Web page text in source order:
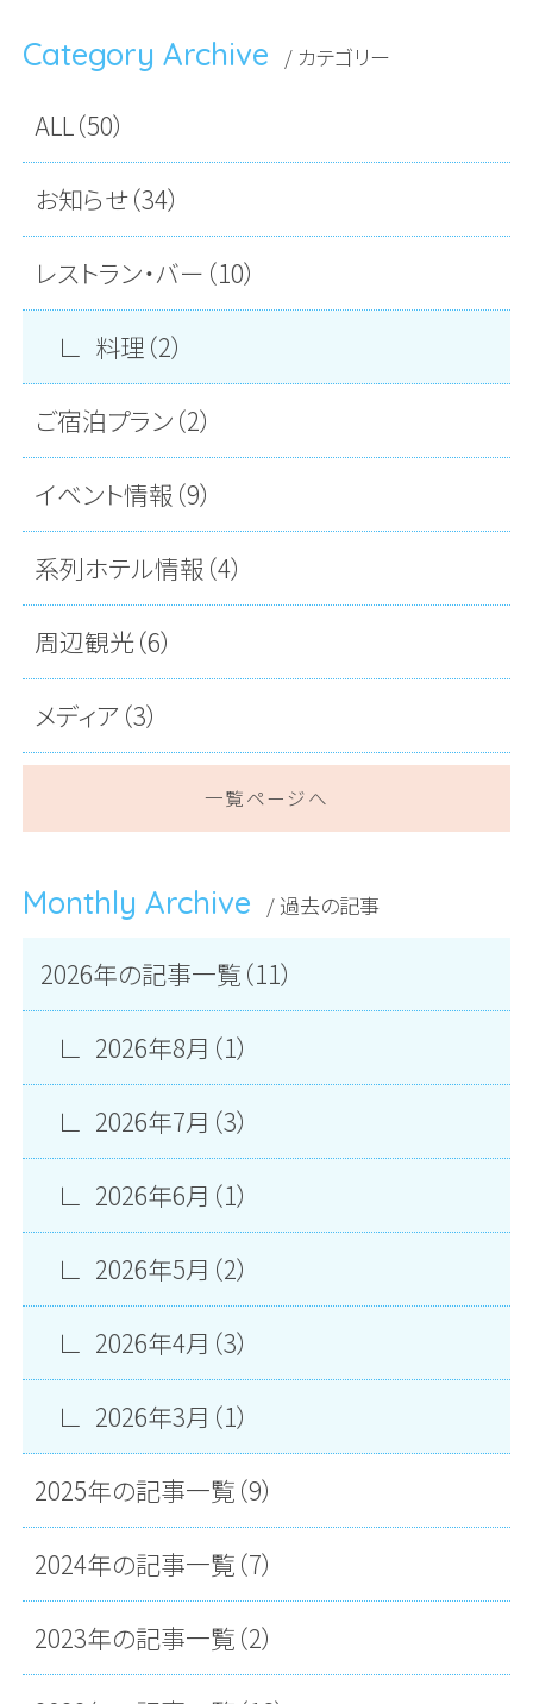
Category Archive / カテゴリー
ALL（50）
お知らせ（34）
レストラン・バー（10）
料理（2）
ご宿泊プラン（2）
イベント情報（9）
系列ホテル情報（4）
周辺観光（6）
メディア（3）
一覧ページへ
Monthly Archive / 過去の記事
2026年の記事一覧（11）
2026年8月（1）
2026年7月（3）
2026年6月（1）
2026年5月（2）
2026年4月（3）
2026年3月（1）
2025年の記事一覧（9）
2024年の記事一覧（7）
2023年の記事一覧（2）